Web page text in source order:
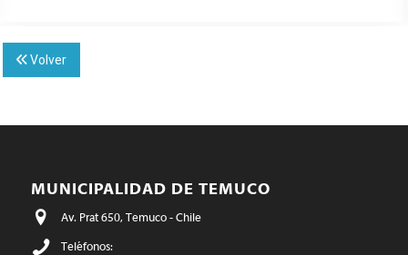
Volver
MUNICIPALIDAD DE TEMUCO
Av. Prat 650, Temuco - Chile
Teléfonos: